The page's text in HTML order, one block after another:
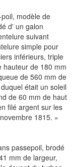
modèle de
d' un galon
suivant
simple pour
inférieurs, triple
hauteur de 180 mm
de 560 mm de
était un soleil
de 60 mm de haut
filé argent sur les
1815. »
passepoil, brodé
mm de largeur,